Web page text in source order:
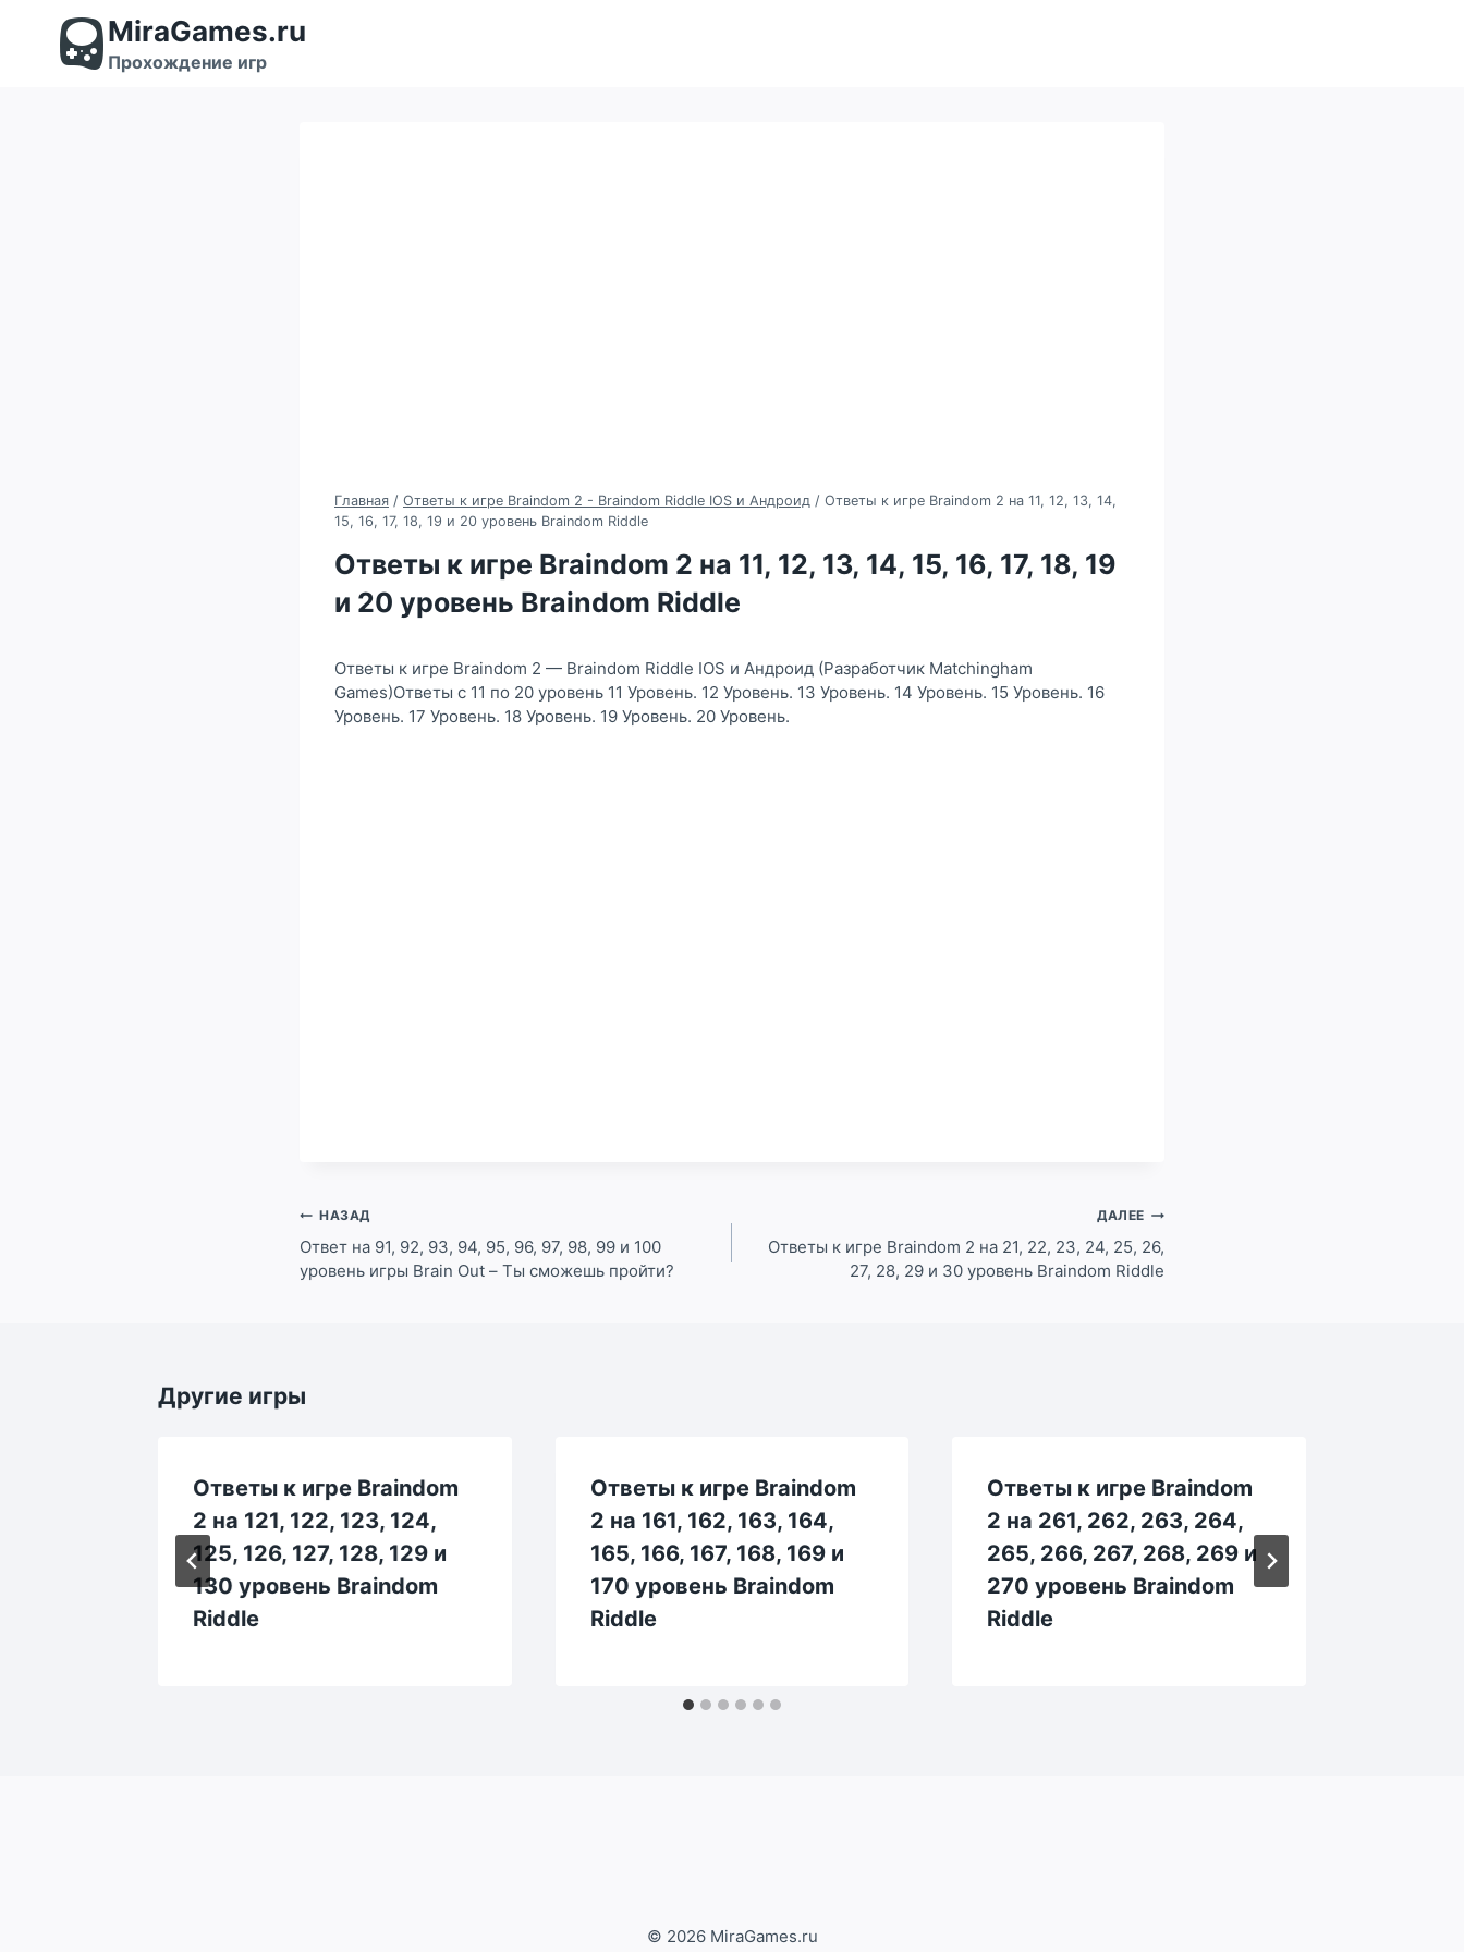
содержимому
MiraGames.ru
Прохождение игр
Главная / Ответы к игре Braindom 2 - Braindom Riddle IOS и Андроид / Ответы к игре Braindom 2 на 11, 12, 13, 14,
15, 16, 17, 18, 19 и 20 уровень Braindom Riddle
Ответы к игре Braindom 2 на 11, 12, 13, 14, 15, 16, 17, 18, 19
и 20 уровень Braindom Riddle
Ответы к игре Braindom 2 — Braindom Riddle IOS и Андроид (Разработчик Matchingham
Games)Ответы с 11 по 20 уровень 11 Уровень. 12 Уровень. 13 Уровень. 14 Уровень. 15 Уровень. 16
Уровень. 17 Уровень. 18 Уровень. 19 Уровень. 20 Уровень.
Навигация
по
записям
НАЗАД
Ответ на 91, 92, 93, 94, 95, 96, 97, 98, 99 и 100
уровень игры Brain Out – Ты сможешь пройти?
ДАЛЕЕ
Ответы к игре Braindom 2 на 21, 22, 23, 24, 25, 26,
27, 28, 29 и 30 уровень Braindom Riddle
Другие игры
Ответы к игре Braindom
2 на 121, 122, 123, 124,
125, 126, 127, 128, 129 и
130 уровень Braindom
Riddle
Ответы к игре Braindom
2 на 161, 162, 163, 164,
165, 166, 167, 168, 169 и
170 уровень Braindom
Riddle
Ответы к игре Braindom
2 на 261, 262, 263, 264,
265, 266, 267, 268, 269 и
270 уровень Braindom
Riddle
© 2026 MiraGames.ru